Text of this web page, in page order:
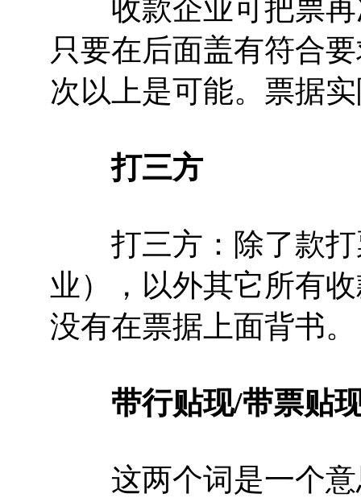
收款企业可把票再
只要在后面盖有符合
次以上是可能。票据
打三方
打三方：除了款打
业），以外其它所有
没有在票据上面背书。
带行贴现/带票贴
这两个词是一个意